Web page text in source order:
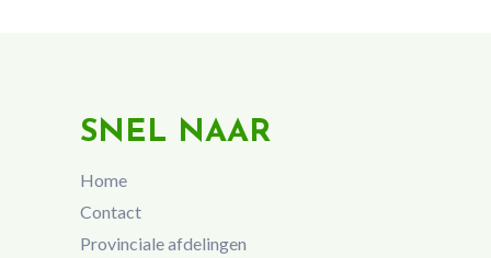
SNEL NAAR
Home
Contact
Provinciale afdelingen